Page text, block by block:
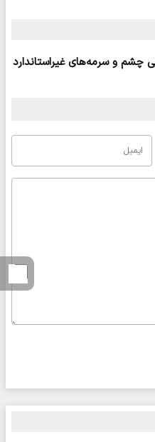
چشم و سرمه‌های غیراستاندارد